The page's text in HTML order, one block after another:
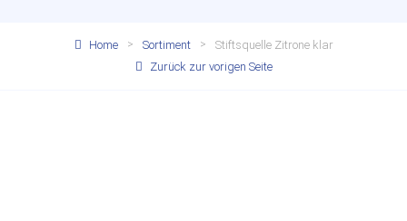
Home Sortiment
Stiftsquelle Zitrone klar
Zurück zur vorigen Seite